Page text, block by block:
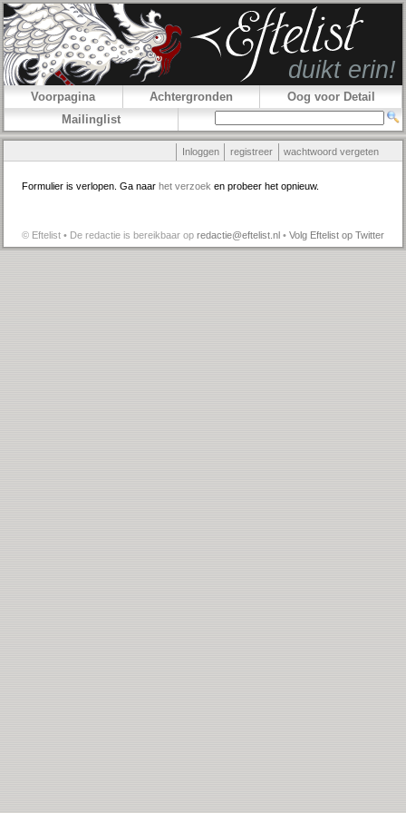
Voorpagina Achtergronden
Oog voor Detail
Mailinglist
Inloggen registreer wachtwoord vergeten
Formulier is verlopen. Ga naar het verzoek en probeer het opnieuw.
© Eftelist • De redactie is bereikbaar op redactie@eftelist.nl • Volg Eftelist op Twitter